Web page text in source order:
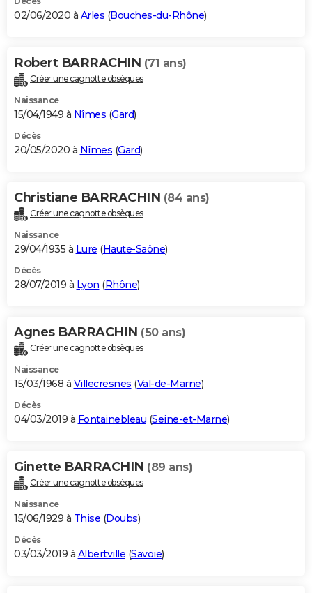
02/06/2020 à Arles (Bouches-du-Rhône)
Robert BARRACHIN (71 ans)
Créer une cagnotte obsèques
Naissance
15/04/1949 à Nîmes (Gard)
Décès
20/05/2020 à Nîmes (Gard)
Christiane BARRACHIN (84 ans)
Créer une cagnotte obsèques
Naissance
29/04/1935 à Lure (Haute-Saône)
Décès
28/07/2019 à Lyon (Rhône)
Agnes BARRACHIN (50 ans)
Créer une cagnotte obsèques
Naissance
15/03/1968 à Villecresnes (Val-de-Marne)
Décès
04/03/2019 à Fontainebleau (Seine-et-Marne)
Ginette BARRACHIN (89 ans)
Créer une cagnotte obsèques
Naissance
15/06/1929 à Thise (Doubs)
Décès
03/03/2019 à Albertville (Savoie)